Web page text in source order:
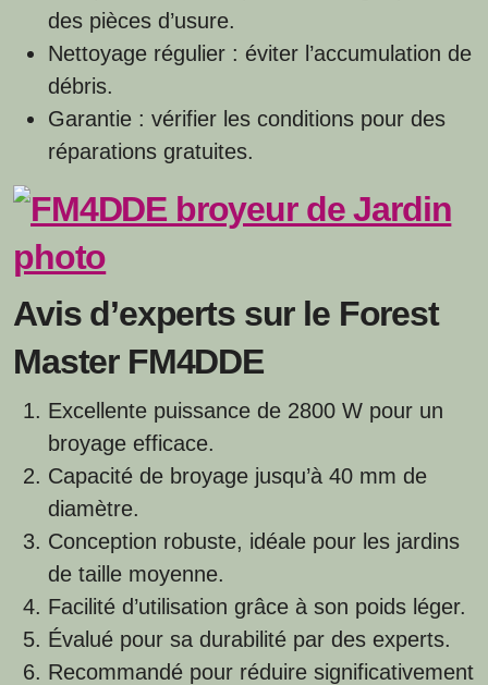
des pièces d’usure.
Nettoyage régulier : éviter l’accumulation de
débris.
Garantie : vérifier les conditions pour des
réparations gratuites.
Avis d’experts sur le Forest
Master FM4DDE
Excellente puissance de 2800 W pour un
broyage efficace.
Capacité de broyage jusqu’à 40 mm de
diamètre.
Conception robuste, idéale pour les jardins
de taille moyenne.
Facilité d’utilisation grâce à son poids léger.
Évalué pour sa durabilité par des experts.
Recommandé pour réduire significativement